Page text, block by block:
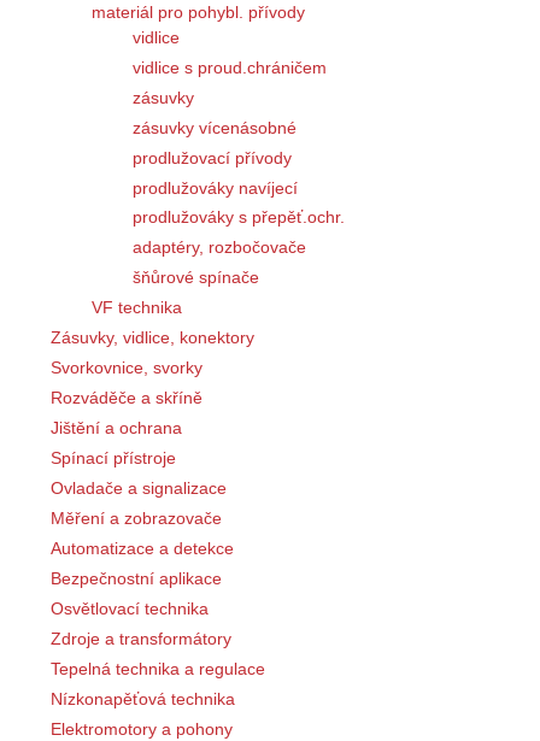
materiál pro pohybl. přívody
vidlice
vidlice s proud.chráničem
zásuvky
zásuvky vícenásobné
prodlužovací přívody
prodlužováky navíjecí
prodlužováky s přepěť.ochr.
adaptéry, rozbočovače
šňůrové spínače
VF technika
Zásuvky, vidlice, konektory
Svorkovnice, svorky
Rozváděče a skříně
Jištění a ochrana
Spínací přístroje
Ovladače a signalizace
Měření a zobrazovače
Automatizace a detekce
Bezpečnostní aplikace
Osvětlovací technika
Zdroje a transformátory
Tepelná technika a regulace
Nízkonapěťová technika
Elektromotory a pohony